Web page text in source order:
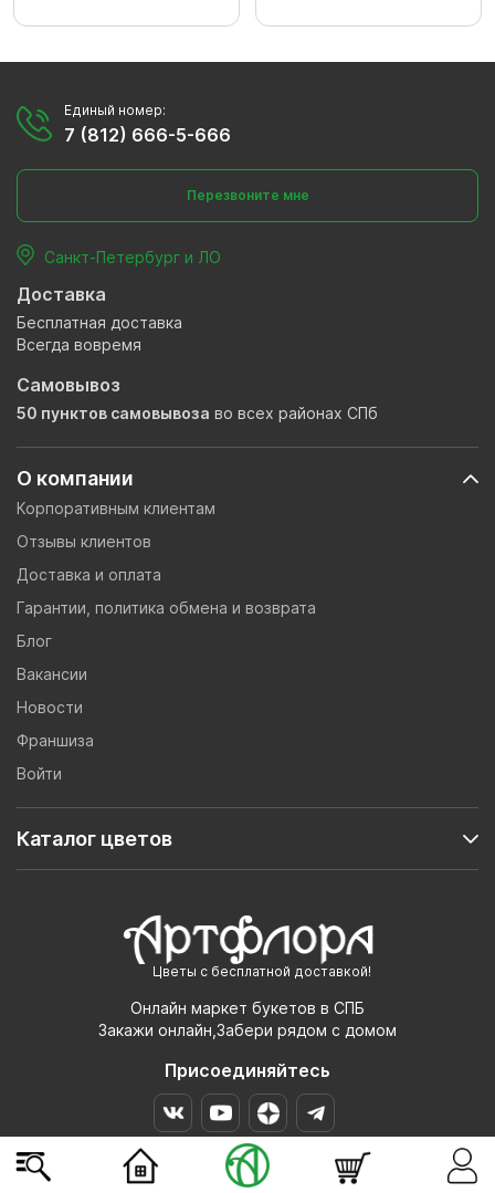
Цветы с бесплатной доставкой!
Онлайн маркет букетов в СПБ
Закажи онлайн,Забери рядом с домом
Присоединяйтесь
-10% на первый заказ в приложении
О компании
Корпоративным клиентам
Отзывы клиентов
Доставка и оплата
Гарантии, политика обмена и возврата
Блог
Вакансии
Новости
Франшиза
Войти
Каталог цветов
Единый номер:
7 (812) 666-5-666
Перезвоните мне
Санкт-Петербург и ЛО
Доставка
Бесплатная доставка
Всегда вовремя
Самовывоз
50 пунктов самовывоза во всех районах СПб